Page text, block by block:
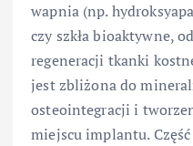
wapnia (np.
czy szkła bioaktywne,
regeneracji tkanki
jest zbliżona do
osteointegracji i
miejscu implantu.